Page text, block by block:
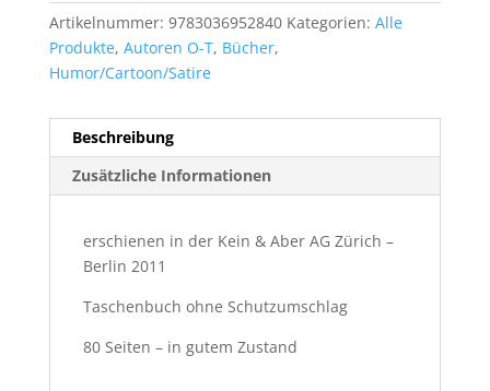
Artikelnummer: 9783036952840 Kategorien: Alle
Produkte, Autoren O-T, Bücher,
Humor/Cartoon/Satire
Beschreibung
Zusätzliche Informationen
erschienen in der Kein & Aber AG Zürich –
Berlin 2011
Taschenbuch ohne Schutzumschlag
80 Seiten – in gutem Zustand